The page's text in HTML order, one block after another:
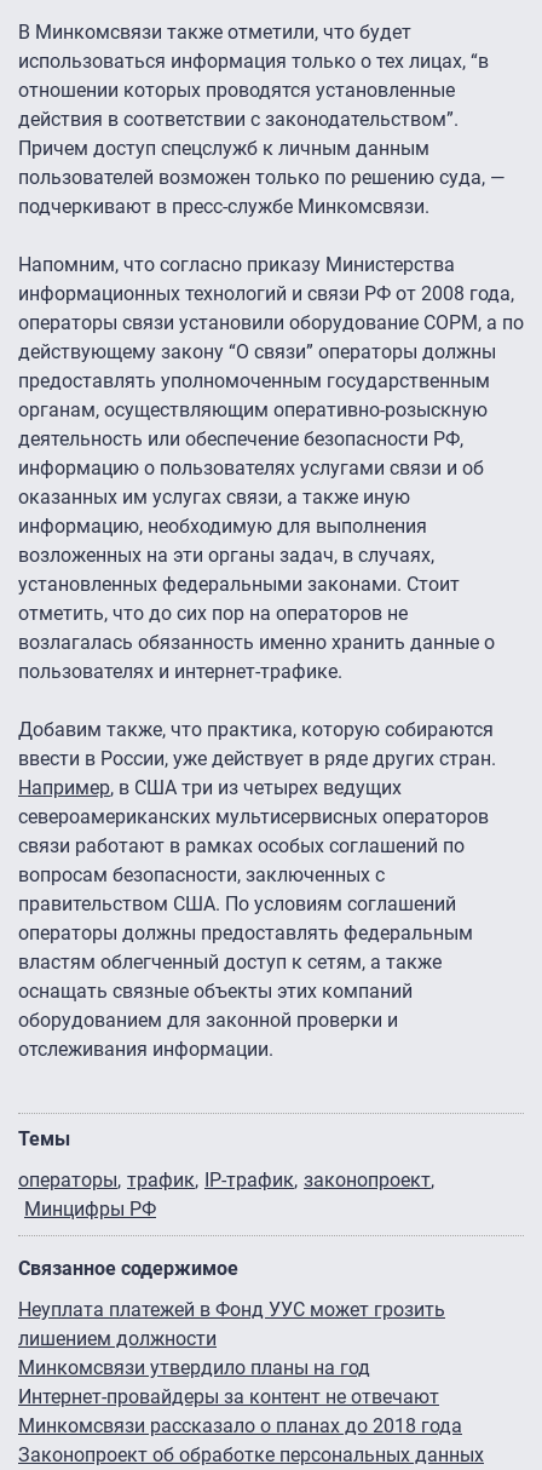
В Минкомсвязи также отметили, что будет
использоваться информация только о тех лицах, “в
отношении которых проводятся установленные
действия в соответствии с законодательством”.
Причем доступ спецслужб к личным данным
пользователей возможен только по решению суда, —
подчеркивают в пресс-службе Минкомсвязи.
Напомним, что согласно приказу Министерства
информационных технологий и связи РФ от 2008 года,
операторы связи установили оборудование СОРМ, а по
действующему закону “О связи” операторы должны
предоставлять уполномоченным государственным
органам, осуществляющим оперативно-розыскную
деятельность или обеспечение безопасности РФ,
информацию о пользователях услугами связи и об
оказанных им услугах связи, а также иную
информацию, необходимую для выполнения
возложенных на эти органы задач, в случаях,
установленных федеральными законами. Стоит
отметить, что до сих пор на операторов не
возлагалась обязанность именно хранить данные о
пользователях и интернет-трафике.
Добавим также, что практика, которую собираются
ввести в России, уже действует в ряде других стран.
Например, в США три из четырех ведущих
североамериканских мультисервисных операторов
связи работают в рамках особых соглашений по
вопросам безопасности, заключенных с
правительством США. По условиям соглашений
операторы должны предоставлять федеральным
властям облегченный доступ к сетям, а также
оснащать связные объекты этих компаний
оборудованием для законной проверки и
отслеживания информации.
Темы
операторы трафик IP-трафик законопроект
Минцифры РФ
Связанное содержимое
Неуплата платежей в Фонд УУС может грозить
лишением должности
Минкомсвязи утвердило планы на год
Интернет-провайдеры за контент не отвечают
Минкомсвязи рассказало о планах до 2018 года
Законопроект об обработке персональных данных